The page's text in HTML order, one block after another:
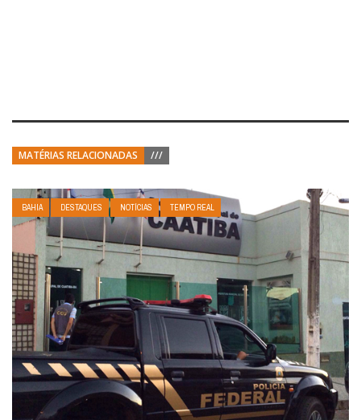
MATÉRIAS RELACIONADAS ///
BAHIA DESTAQUES NOTÍCIAS TEMPO REAL